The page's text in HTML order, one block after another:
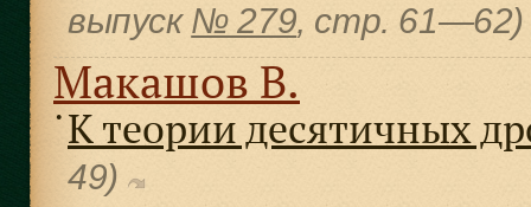
выпуск № 279, cтр.
Макашов В.
● К теории десятичных
49)